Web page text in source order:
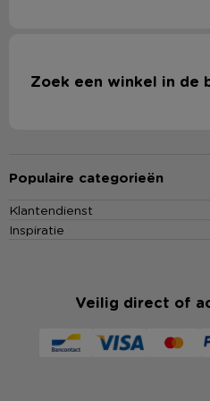
Zoek een winkel in de
Populaire categorieën
Klantendienst
Inspiratie
Veilig direct of